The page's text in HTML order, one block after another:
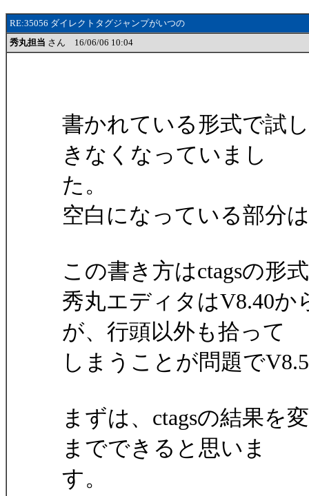
RE:35056 ダイレクトタグジャンプがいつの
秀丸担当 さん 16/06/06 10:04
書かれている形式で試
きなくなっていまし
た。
空白になっている部分
この書き方はctagsの形
秀丸エディタはV8.40か
が、行頭以外も拾って
しまうことが問題で
まずは、ctagsの結果を
までできると思いま
す。